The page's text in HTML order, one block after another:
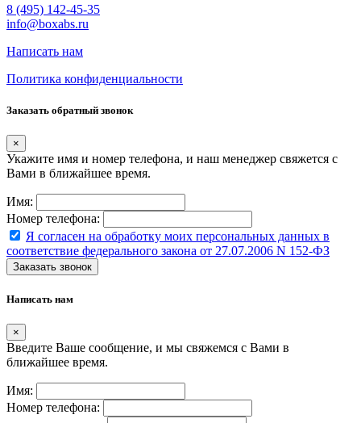
8 (495) 142-45-35
info@boxabs.ru
Написать нам
Политика конфиденциальности
Заказать обратный звонок
×
Укажите имя и номер телефона, и наш менеджер свяжется с
Вами в ближайшее время.
Имя:
Номер телефона:
Я согласен на обработку моих персональных данных в
соответствие федерального закона от 27.07.2006 N 152-ФЗ
Заказать звонок
Написать нам
×
Введите Ваше сообщение, и мы свяжемся с Вами в
ближайшее время.
Имя:
Номер телефона: